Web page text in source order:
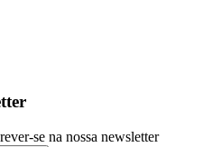
se na nossa newsletter